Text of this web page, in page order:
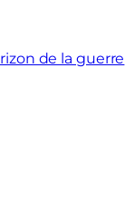
de la guerre